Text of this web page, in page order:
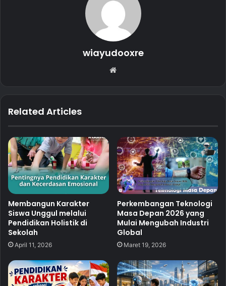
wiayudooxre
Related Articles
Membangun Karakter
Siswa Unggul melalui
Pendidikan Holistik di
Sekolah
April 11, 2026
Perkembangan Teknologi
Masa Depan 2026 yang
Mulai Mengubah Industri
Global
Maret 19, 2026